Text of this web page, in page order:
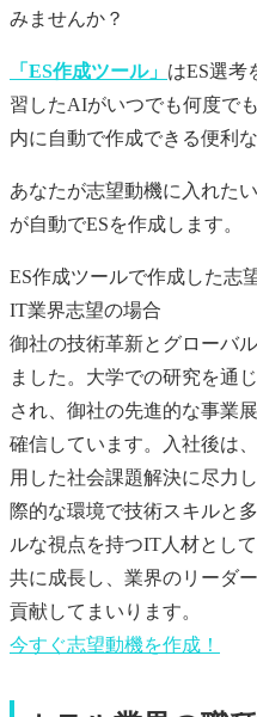
みませんか？
「ES作成ツール」 はES選考
習したAIがいつでも何度で
内に自動で作成できる便利
あなたが志望動機に入れたい
が自動でESを作成します。
ES作成ツールで作成した志
IT業界志望の場合
御社の技術革新とグローバ
ました。大学での研究を通
され、御社の先進的な事業
確信しています。入社後は
用した社会課題解決に尽力
際的な環境で技術スキルと
ルな視点を持つIT人材とし
共に成長し、業界のリーダ
貢献してまいります。
今すぐ志望動機を作成！